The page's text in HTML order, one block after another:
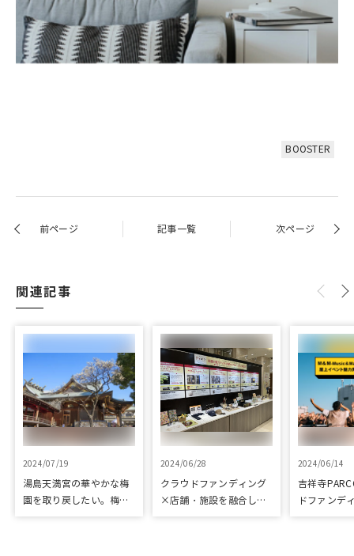
BOOSTER
前ページ 記事一覧 次ページ
関連記事
2024/07/19
湯島天満宮の華やかな梅
園を取り戻したい。梅園
2024/06/28
クラウドファンディング
×店舗・施設を融合し
2024/06/14
吉祥寺
ドファンデ